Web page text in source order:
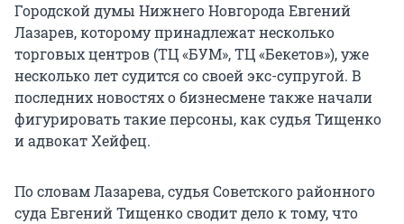
Городской думы Нижнего Новгорода Евгений
Лазарев, которому принадлежат несколько
торговых центров (ТЦ «БУМ», ТЦ «Бекетов»), уже
несколько лет судится со своей экс-супругой. В
последних новостях о бизнесмене также начали
фигурировать такие персоны, как судья Тищенко
и адвокат Хейфец.
По словам Лазарева, судья Советского районного
суда Евгений Тищенко сводит дело к тому, что